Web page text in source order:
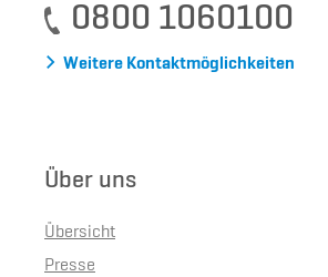
0800 1060100
Weitere Kontaktmöglichkeiten
Über uns
Übersicht
Presse